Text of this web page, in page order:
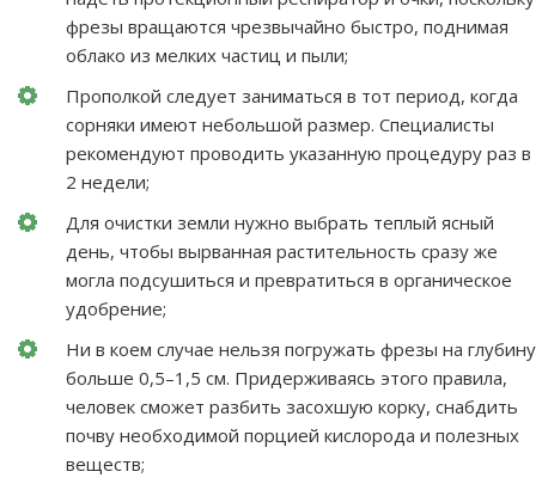
фрезы вращаются чрезвычайно быстро, поднимая
облако из мелких частиц и пыли;
Прополкой следует заниматься в тот период, когда
сорняки имеют небольшой размер. Специалисты
рекомендуют проводить указанную процедуру раз в
2 недели;
Для очистки земли нужно выбрать теплый ясный
день, чтобы вырванная растительность сразу же
могла подсушиться и превратиться в органическое
удобрение;
Ни в коем случае нельзя погружать фрезы на глубину
больше 0,5–1,5 см. Придерживаясь этого правила,
человек сможет разбить засохшую корку, снабдить
почву необходимой порцией кислорода и полезных
веществ;